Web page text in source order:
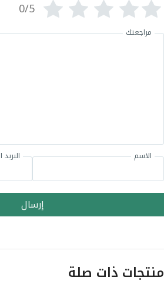
0/5
مراجعتك
الاسم
إرسال
منتجات ذات صلة